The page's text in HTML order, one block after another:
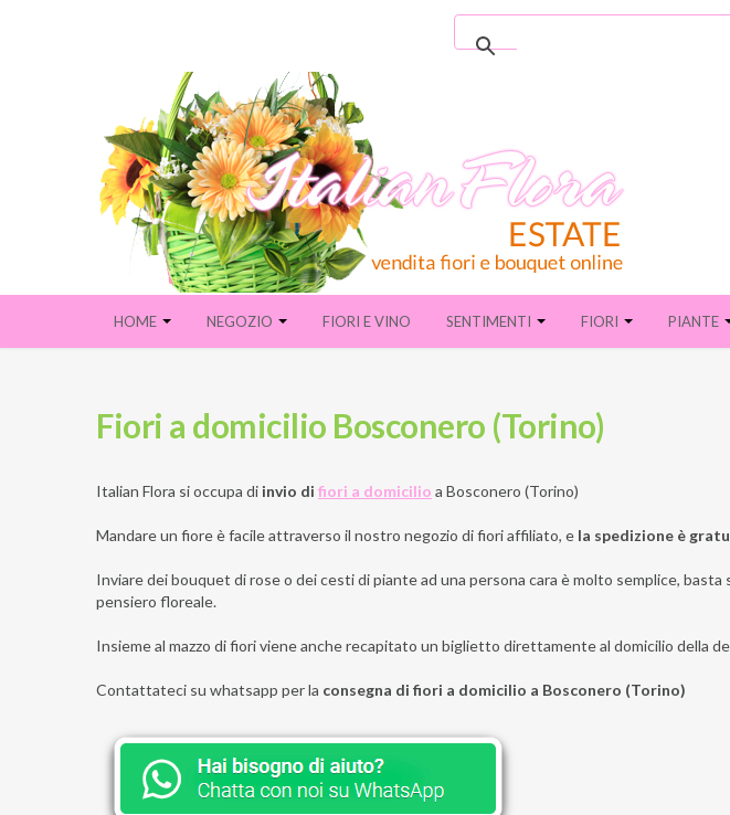
HOME NEGOZIO FIORI E VINO SENTIMENTI FIORI PIANTE
Fiori a domicilio Bosconero (Torino)
Italian Flora si occupa di invio di fiori a domicilio a Bosconero (Torino)
Mandare un fiore è facile attraverso il nostro negozio di fiori affiliato, e la spedizione è
Inviare dei bouquet di rose o dei cesti di piante ad una persona cara è molto semplice,
pensiero floreale.
Insieme al mazzo di fiori viene anche recapitato un biglietto direttamente al domicilio della
Contattateci su whatsapp per la consegna di fiori a domicilio a Bosconero (Torino)